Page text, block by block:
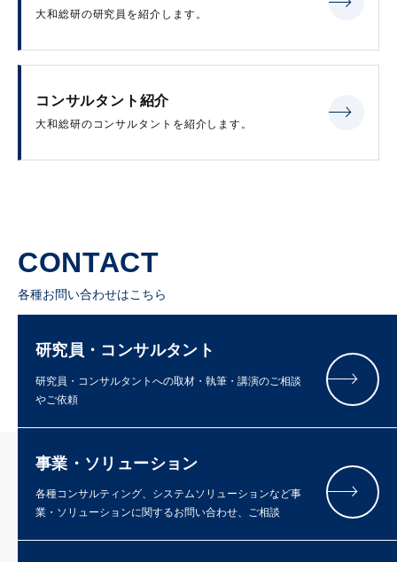
大和総研の研究員を紹介します。
コンサルタント紹介
大和総研のコンサルタントを紹介します。
CONTACT
各種お問い合わせはこちら
研究員・コンサルタント
研究員・コンサルタントへの取材・執筆・講演のご相談
やご依頼
事業・ソリューション
各種コンサルティング、システムソリューションなど事
業・ソリューションに関するお問い合わせ、ご相談